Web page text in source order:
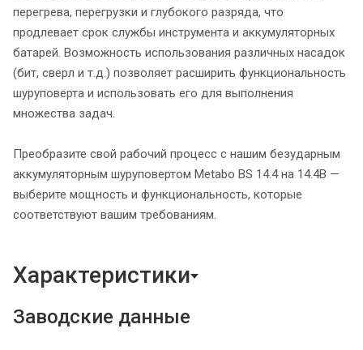
перегрева, перегрузки и глубокого разряда, что
продлевает срок службы инструмента и аккумуляторных
батарей. Возможность использования различных насадок
(бит, сверл и т.д.) позволяет расширить функциональность
шуруповерта и использовать его для выполнения
множества задач.
Преобразите свой рабочий процесс с нашим безударным
аккумуляторным шуруповертом Metabo BS 14.4 на 14.4В —
выберите мощность и функциональность, которые
соответствуют вашим требованиям.
Характеристики
Заводские данные